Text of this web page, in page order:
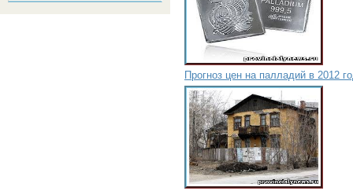
Прогноз цен на палладий в 2012